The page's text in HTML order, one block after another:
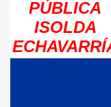
PÚBLICA
ISOLDA